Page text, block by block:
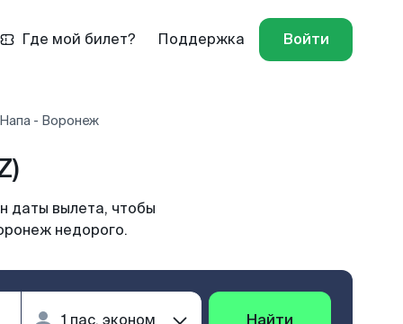
Где мой билет? Поддержка Войти
- Воронеж
даты вылета, чтобы
недорого.
Найти